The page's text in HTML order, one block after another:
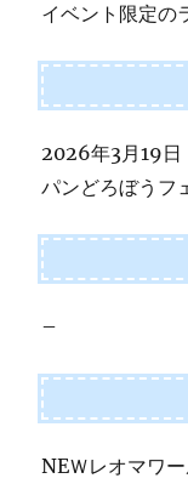
イベント限定の
2026年3月19日
パンどろぼうフ
–
NEＷレオマワ